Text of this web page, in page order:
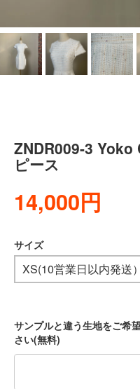
ZNDR009-3
ピース
14,000円
サイズ
サンプルと違う生地をご希
さい(無料)